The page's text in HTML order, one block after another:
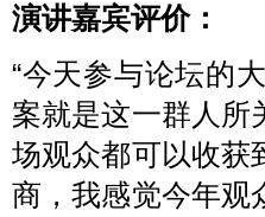
演讲嘉宾评价：
“今天参与论坛的
案就是这一群人所
场观众都可以收获
商，我感觉今年观